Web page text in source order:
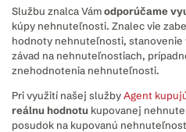
Službu znalca Vámodporúčame
kúpy nehnuteľnosti. Znalec vie
hodnoty nehnuteľnosti, stanovenie
závad na nehnuteľnostiach,
znehodnotenia nehnuteľnosti.
Pri využití našej službyAgent
reálnu hodnotu kupovanej
posudok na kupovanú